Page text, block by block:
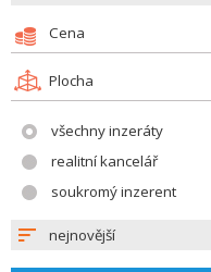
Cena
Plocha
všechny inzeráty
realitní kancelář
soukromý inzerent
nejnovější